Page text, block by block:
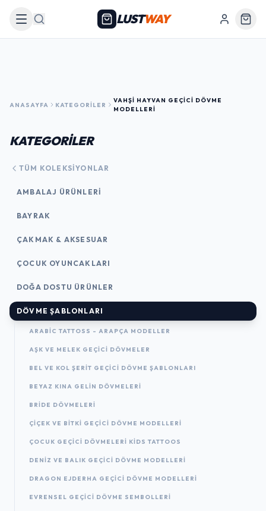
Arama LUSTWAY
ANASAYFA KATEGORILER
VAHŞI HAYVAN GEÇICI DÖVME
MODELLERI
KATEGORİLER
TÜM KOLEKSIYONLAR
AMBALAJ ÜRÜNLERI
BAYRAK
ÇAKMAK & AKSESUAR
ÇOCUK OYUNCAKLARI
DOĞA DOSTU ÜRÜNLER
DÖVME ŞABLONLARI
ARABIC TATTOSS - ARAPÇA MODELLER
AŞK VE MELEK GEÇICI DÖVMELER
BEL VE KOL ŞERIT GEÇICI DÖVME ŞABLONLARI
BEYAZ KINA GELIN DÖVMELERI
BRIDE DÖVMELERI
ÇIÇEK VE BITKI GEÇICI DÖVME MODELLERI
ÇOCUK GEÇICI DÖVMELERI KIDS TATTOOS
DENIZ VE BALIK GEÇICI DÖVME MODELLERI
DRAGON EJDERHA GEÇICI DÖVME MODELLERI
EVRENSEL GEÇICI DÖVME SEMBOLLERI